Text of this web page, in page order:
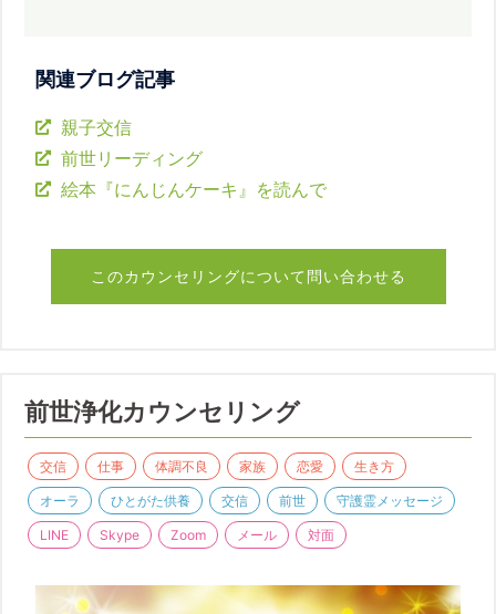
関連ブログ記事
親子交信
前世リーディング
絵本『にんじんケーキ』を読んで
このカウンセリングについて問い合わせる
前世浄化カウンセリング
交信 仕事 体調不良 家族 恋愛 生き方
オーラ ひとがた供養 交信 前世 守護霊メッセージ
LINE Skype Zoom メール 対面